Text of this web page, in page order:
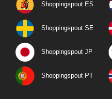
Shoppingspout ES
Shoppingspout SE
Shoppingspout JP
Shoppingspout PT